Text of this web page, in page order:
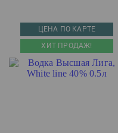
ЦЕНА ПО КАРТЕ
ХИТ ПРОДАЖ!